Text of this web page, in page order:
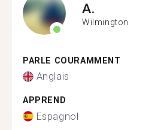
A.
Wilmington
PARLE COURAMMENT
Anglais
APPREND
Espagnol